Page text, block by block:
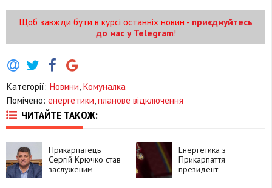
Щоб завжди бути в курсі останніх новин - приєднуйтесь
до нас у Telegram!
Категорії: Новини Комуналка
Помічено: енергетики планове відключення
ЧИТАЙТЕ ТАКОЖ:
Прикарпатець
Сергій Крючко став
заслуженим
Енергетика з
Прикарпаття
президент